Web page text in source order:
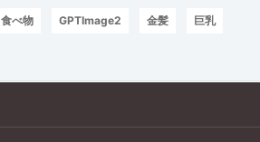
食べ物 GPTImage2 金髪 巨乳